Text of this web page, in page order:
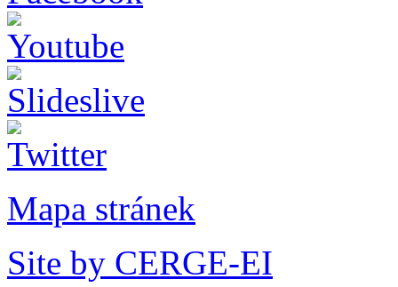
Mapa stránek
Site by CERGE-EI